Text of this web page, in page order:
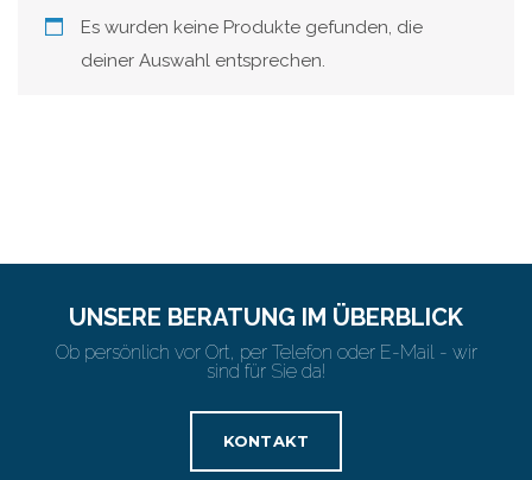
Es wurden keine Produkte gefunden, die
deiner Auswahl entsprechen.
UNSERE BERATUNG IM ÜBERBLICK
Ob persönlich vor Ort, per Telefon oder E-Mail - wir
sind für Sie da!
KONTAKT